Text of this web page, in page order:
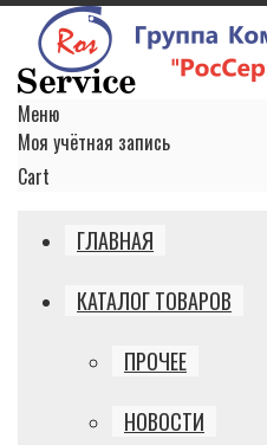
Меню
Моя учётная запись
Cart
ГЛАВНАЯ
КАТАЛОГ ТОВАРОВ
ПРОЧЕЕ
НОВОСТИ